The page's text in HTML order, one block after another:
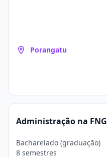
Porangatu
Administração na FNG
Bacharelado (graduação)
8 semestres